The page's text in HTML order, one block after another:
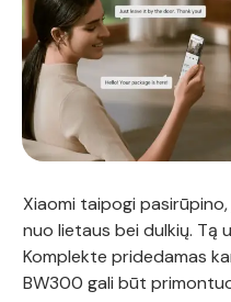
Xiaomi taipogi
nuo lietaus bei dulkių. Tą
Komplekte pridedamas
BW300 gali būt